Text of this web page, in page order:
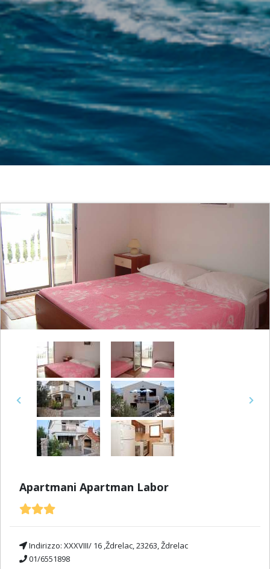
Previous Next
Apartmani Apartman Labor
Indirizzo: XXXVIII/ 16 ,Ždrelac, 23263, Ždrelac
01/6551898